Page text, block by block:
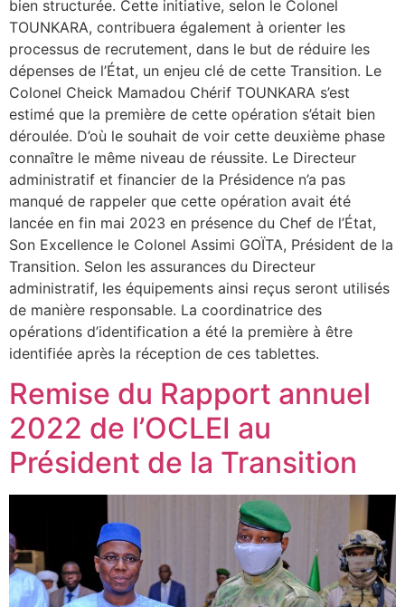
bien structurée. Cette initiative, selon le Colonel
TOUNKARA, contribuera également à orienter les
processus de recrutement, dans le but de réduire les
dépenses de l’État, un enjeu clé de cette Transition. Le
Colonel Cheick Mamadou Chérif TOUNKARA s’est
estimé que la première de cette opération s’était bien
déroulée. D’où le souhait de voir cette deuxième phase
connaître le même niveau de réussite. Le Directeur
administratif et financier de la Présidence n’a pas
manqué de rappeler que cette opération avait été
lancée en fin mai 2023 en présence du Chef de l’État,
Son Excellence le Colonel Assimi GOÏTA, Président de la
Transition. Selon les assurances du Directeur
administratif, les équipements ainsi reçus seront utilisés
de manière responsable. La coordinatrice des
opérations d’identification a été la première à être
identifiée après la réception de ces tablettes.
Remise du Rapport annuel
2022 de l’OCLEI au
Président de la Transition